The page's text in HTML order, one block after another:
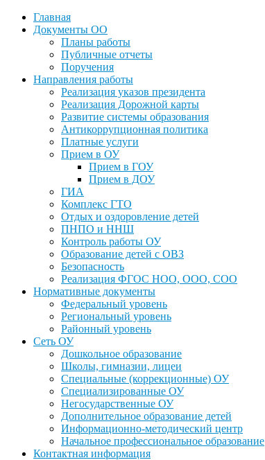
Главная
Документы ОО
Планы работы
Публичные отчеты
Поручения
Направления работы
Реализация указов президента
Реализация Дорожной карты
Развитие системы образования
Антикоррупционная политика
Платные услуги
Прием в ОУ
Прием в ГОУ
Прием в ДОУ
ГИА
Комплекс ГТО
Отдых и оздоровление детей
ПНПО и ННШ
Контроль работы ОУ
Образование детей с ОВЗ
Безопасность
Реализация ФГОС НОО, ООО, СОО
Нормативные документы
Федеральный уровень
Региональный уровень
Районный уровень
Сеть ОУ
Дошкольное образование
Школы, гимназии, лицеи
Специальные (коррекционные) ОУ
Специализированные ОУ
Негосударственные ОУ
Дополнительное образование детей
Информационно-методический центр
Начальное профессиональное образование
Контактная информация